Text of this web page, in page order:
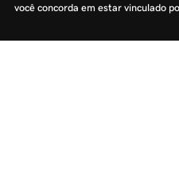
você concorda em estar vinculado